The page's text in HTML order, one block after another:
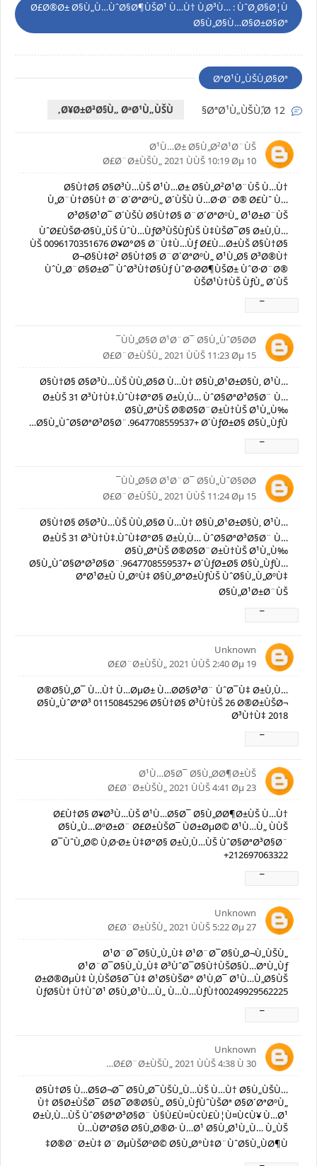
Ø£Ø®Ø± Ø§Ù„Ù…ÙˆØ§Ø¶ÙŠØ¹ Ù…Ù† Ù‚Ø³Ù… : ÙˆØ¸Ø§Ø¦Ù
Ø§Ù„Ø§Ù…Ø§Ø±Ø§Øª
ØªØ¹Ù„ÙŠÙ‚Ø§Øª
Ø¥Ø±Ø³Ø§Ù„ ØªØ¹Ù„ÙŠÙ‚
Ø¹Ù…Ø± Ø§Ù„Ø²Ø¹Ø¨ÙŠ
10 Ø£Ø¨Ø±ÙŠÙ„ 2021 ÙÙŠ 10:19 Øµ
Ø§Ù†Ø§ Ø§Ø³Ù…ÙŠ Ø¹Ù…Ø± Ø§Ù„Ø²Ø¹Ø¨ÙŠ Ù…Ù†
Ù„Ø¨Ù†Ø§Ù† Ø¨Ø´ØªØºÙ„ Ø´ÙŠÙ Ù…Ø·Ø¨Ø® Ø£Ùˆ Ù…
Ø³Ø§Ø¹Ø¯ Ø´ÙŠÙ Ø§Ù†Ø§ Ø¨Ø´ØªØºÙ„ Ø¹Ø±Ø¨ÙŠ
ÙˆØ£ÙŠØ·Ø§Ù„ÙŠ ÙˆÙ…ÙƒØ³ÙŠÙƒÙŠ Ù‡ÙŠØ¯Ø§ Ø±Ù‚Ù…
ÙŠ 0096170351676 Ø¥Ø°Ø§ Ø¨Ù‡Ù…Ùƒ Ø£Ù…Ø±ÙŠ Ø§Ù†Ø§
Ø¬Ø§Ù‡Ø² Ø§Ù†Ø§ Ø¨Ø´ØªØºÙ„ Ø¹Ù„Ø§ Ø³Ø®Ù†
ÙˆÙ„Ø¨Ø§Ø±Ø¯ ÙˆØ³Ù†Ø§Ùƒ ÙˆØ·Ø­Ø¶ÙŠØ± ÙˆØ·Ø¨Ø®
ÙŠØ¹Ù†ÙŠ ÙƒÙ„ Ø´ÙŠ
ÙÙ„Ø§Ø­ Ø¹Ø¨Ø¯ Ø§Ù„ÙˆØ§Ø­Ø¯
15 Ø£Ø¨Ø±ÙŠÙ„ 2021 ÙÙŠ 11:23 Øµ
Ø§Ù†Ø§ Ø§Ø³Ù…ÙŠ ÙÙ„Ø§Ø­ Ù…Ù† Ø§Ù„Ø¹Ø±Ø§Ù‚ Ø¹Ù…
Ø±ÙŠ 31 Ø³Ù†Ù‡.ÙˆÙ‡Ø°Ø§ Ø±Ù‚Ù… ÙˆØ§ØªØ³Ø§Ø¨ Ù…
Ø§Ù„ØªÙŠ Ø®Ø§Ø¨Ø±Ù†ÙŠ Ø¹Ù„Ù‰
Ø§Ù„ÙˆØ§ØªØ³Ø§Ø¨.9647708559537+ Ø´ÙƒØ±Ø§ Ø§Ù„ÙƒÙ…
ÙÙ„Ø§Ø­ Ø¹Ø¨Ø¯ Ø§Ù„ÙˆØ§Ø­Ø¯
15 Ø£Ø¨Ø±ÙŠÙ„ 2021 ÙÙŠ 11:24 Øµ
Ø§Ù†Ø§ Ø§Ø³Ù…ÙŠ ÙÙ„Ø§Ø­ Ù…Ù† Ø§Ù„Ø¹Ø±Ø§Ù‚ Ø¹Ù…
Ø±ÙŠ 31 Ø³Ù†Ù‡.ÙˆÙ‡Ø°Ø§ Ø±Ù‚Ù… ÙˆØ§ØªØ³Ø§Ø¨ Ù…
Ø§Ù„ØªÙŠ Ø®Ø§Ø¨Ø±Ù†ÙŠ Ø¹Ù„Ù‰
Ø§Ù„ÙˆØ§ØªØ³Ø§Ø¨.9647708559537+ Ø´ÙƒØ±Ø§ Ø§Ù„ÙƒÙ…
ØªØ¹Ø±Ù Ù„ØºÙ‡ Ø§Ù„ØªØ±ÙƒÙŠ ÙˆØ§Ù„Ù„ØºÙ‡
Ø§Ù„Ø¹Ø±Ø¨ÙŠ
Unknown
19 Ø£Ø¨Ø±ÙŠÙ„ 2021 ÙÙŠ 2:40 Øµ
Ø®Ø§Ù„Ø¯ Ù…Ù† Ù…ØµØ± Ù…Ø­Ø§Ø³Ø¨ ÙˆØ¯Ù‡ Ø±Ù‚Ù…
Ø§Ù„ÙˆØªØ³ 01150845296 Ø§Ù†Ø§ Ø³Ù†ÙŠ 26 Ø®Ø±ÙŠØ¬
Ø³Ù†Ù‡ 2018
Ø¹Ù…Ø§Ø¯ Ø§Ù„Ø­Ø¶Ø±ÙŠ
23 Ø£Ø¨Ø±ÙŠÙ„ 2021 ÙÙŠ 4:41 Øµ
Ø£Ù†Ø§ Ø¥Ø³Ù…ÙŠ Ø¹Ù…Ø§Ø¯ Ø§Ù„Ø­Ø¶Ø±ÙŠ Ù…Ù†
Ø§Ù„Ù…ØºØ±Ø¨ Ø£Ø±ÙŠØ¯ ÙØ±ØµØ© Ø¹Ù…Ù„ ÙÙŠ
Ø¯ÙˆÙ„Ø© Ù‚Ø·Ø± Ù‡Ø°Ø§ Ø±Ù‚Ù…ÙŠ ÙˆØ§ØªØ³Ø§Ø¨
+212697063322
Unknown
27 Ø£Ø¨Ø±ÙŠÙ„ 2021 ÙÙŠ 5:22 Øµ
Ø¹Ø¨Ø¯Ø§Ù„Ù„Ù‡ Ø¹Ø¨Ø¯Ø§Ù„Ø¬Ù„ÙŠÙ„
Ø¹Ø¨Ø¯Ø§Ù„Ù„Ù‡ Ø³ÙˆØ¯Ø§Ù†ÙŠØ§Ù…ØªÙ„Ùƒ
Ø±Ø®ØµÙ‡ Ù‚ÙŠØ§Ø¯Ù‡ Ø¹Ø§ÙŠØ° Ø¹Ù‚Ø¯ Ø¹Ù…Ù„Ø§ÙŠ
ÙƒØ§Ù† Ù†ÙˆØ¹ Ø§Ù„Ø¹Ù…Ù„ Ù…Ù…ÙƒÙ†00249929562225
Unknown
30 Ø£Ø¨Ø±ÙŠÙ„ 2021 ÙÙŠ 4:38 Ù…
Ø§Ù†Ø§ Ù…Ø§Ø¬Ø¯ Ø§Ù„Ø¯ÙŠÙ„Ù…ÙŠ Ù…Ù† Ø§Ù„ÙŠÙ…
Ù† Ø§Ø±ÙŠØ¯ Ø§Ø¯Ø®Ø§Ù„ Ø§Ù„ÙƒÙˆÙŠØª Ø§Ø´ØªØºÙ„
Ø±Ù‚Ù…ÙŠ ÙˆØ§ØªØ³Ø§Ø¨ Ù§Ù£Ù¤Ù¢Ù£Ù¦Ù¤Ù¢Ù¥ Ù…Ø¹
Ù…ÙØªØ§Ø­ Ø§Ù„Ø®Ø· Ù…Ø¹ Ø§Ù„Ø¹Ù„Ù… Ù„ÙŠ
Ø®Ø¨Ø±Ù‡ Ø¨ØµÙŠØºØ© Ø§Ù„Ø°Ù‡Ø¨ÙˆØ§Ù„ÙØ¶Ù‡